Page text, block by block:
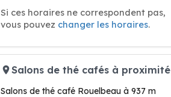
Si ces horaires ne correspondent pas,
vous pouvez changer les horaires.
Salons de thé cafés à proximité
Salons de thé café Rouelbeau à 937 m